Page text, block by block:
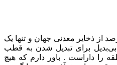
از ذخایر معدنی جهان و تنها یک
برای تبدیل شدن به قطب
را داراست . باور دارم که هیچ